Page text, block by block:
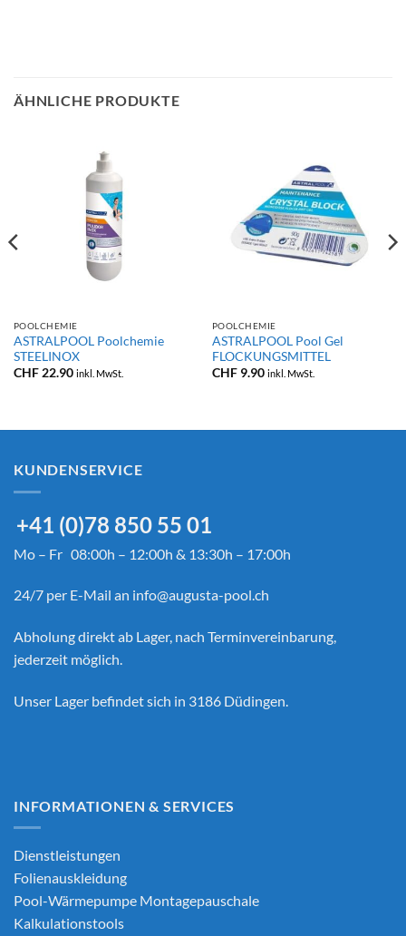
ÄHNLICHE PRODUKTE
POOLCHEMIE
ASTRALPOOL Poolchemie
STEELINOX
CHF22.90 inkl. MwSt.
POOLCHEMIE
ASTRALPOOL Pool Gel
FLOCKUNGSMITTEL
CHF9.90 inkl. MwSt.
KUNDENSERVICE
+41 (0)78 850 55 01
Mo – Fr 08:00h – 12:00h & 13:30h – 17:00h
24/7 per E-Mail an info@augusta-pool.ch
Abholung direkt ab Lager, nach Terminvereinbarung,
jederzeit möglich.
Unser Lager befindet sich in 3186 Düdingen.
INFORMATIONEN & SERVICES
Dienstleistungen
Folienauskleidung
Pool-Wärmepumpe Montagepauschale
Kalkulationstools